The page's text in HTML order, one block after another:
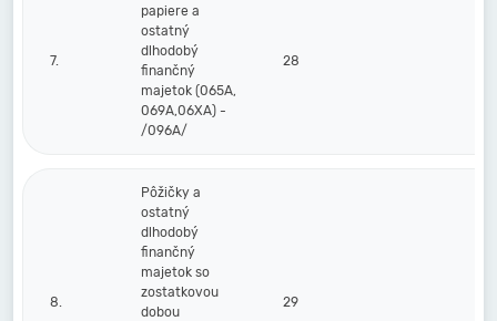
7.
papiere a
ostatný
dlhodobý
finančný
majetok (065A,
069A,06XA) -
/096A/
28
8.
Pôžičky a
ostatný
dlhodobý
finančný
majetok so
zostatkovou
dobou
29